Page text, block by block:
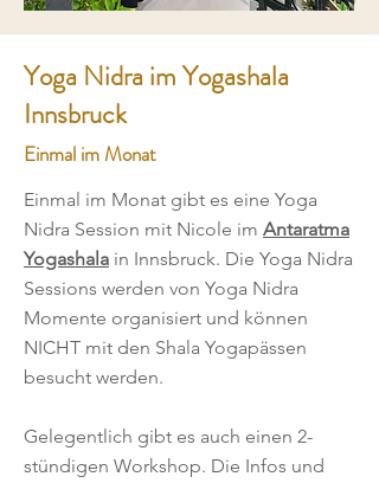
Yoga Nidra im Yogashala
Innsbruck
Einmal im Monat
Einmal im Monat gibt es eine Yoga
Nidra Session mit Nicole im Antaratma
Yogashala in Innsbruck. Die Yoga Nidra
Sessions werden von Yoga Nidra
Momente organisiert und können
NICHT mit den Shala Yogapässen
besucht werden.
Gelegentlich gibt es auch einen 2-
stündigen Workshop. Die Infos und